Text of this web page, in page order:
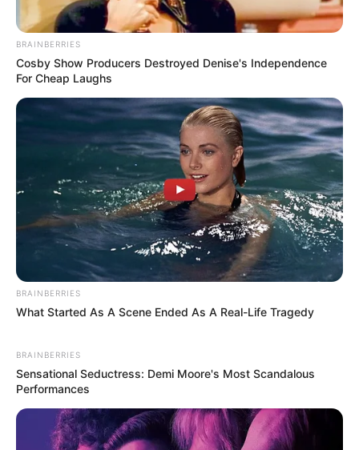
BRAINBERRIES
Cosby Show Producers Destroyed Denise's Independence
For Cheap Laughs
BRAINBERRIES
What Started As A Scene Ended As A Real-Life Tragedy
BRAINBERRIES
Sensational Seductress: Demi Moore's Most Scandalous
Performances